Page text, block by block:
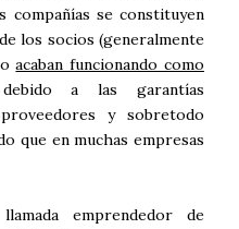
compañías se constituyen
los socios (generalmente
acaban funcionando como
a las garantías
y sobretodo
que en muchas empresas
emprendedor de